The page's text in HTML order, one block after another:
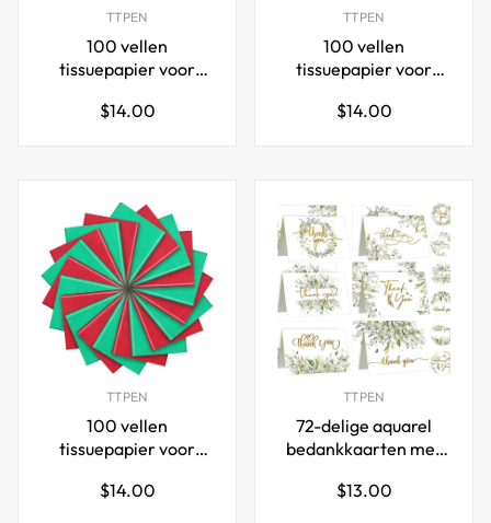
TTPEN
100 vellen
tissuepapier voor
knutselen 35x50cm
Normale
$14.00
TTPEN
100 vellen
tissuepapier voor
knutselen 35x50cm
Normale
$14.00
TTPEN
100 vellen
tissuepapier voor
knutselen 35x50cm
Normale
$14.00
TTPEN
72-delige aquarel
bedankkaarten met
stickers
Normale
$13.00